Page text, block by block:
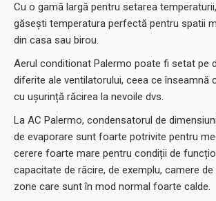
Cu o gamă largă pentru setarea
găsești temperatura perfectă pentru spatii
din casa sau birou.
Aerul conditionat Palermo poate fi setat pe
diferite ale ventilatorului, ceea ce înseamnă
cu ușurință răcirea la nevoile dvs.
La AC Palermo, condensatorul de
de evaporare sunt foarte potrivite pentru
cerere foarte mare pentru condiții de
capacitate de răcire, de exemplu, camere
zone care sunt în mod normal foarte calde.